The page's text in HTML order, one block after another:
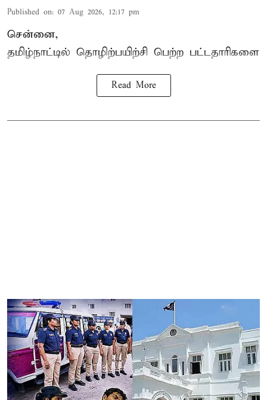
Published on: 07 Aug 2026, 12:17 pm
சென்னை,
தமிழ்நாட்டில் தொழிற்பயிற்சி பெற்ற பட்டதாரிகளை
Read More